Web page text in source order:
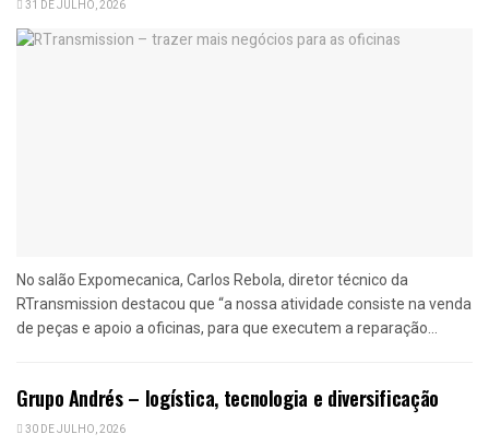
31 DE JULHO, 2026
No salão Expomecanica, Carlos Rebola, diretor técnico da
RTransmission destacou que “a nossa atividade consiste na venda
de peças e apoio a oficinas, para que executem a reparação...
Grupo Andrés – logística, tecnologia e diversificação
30 DE JULHO, 2026